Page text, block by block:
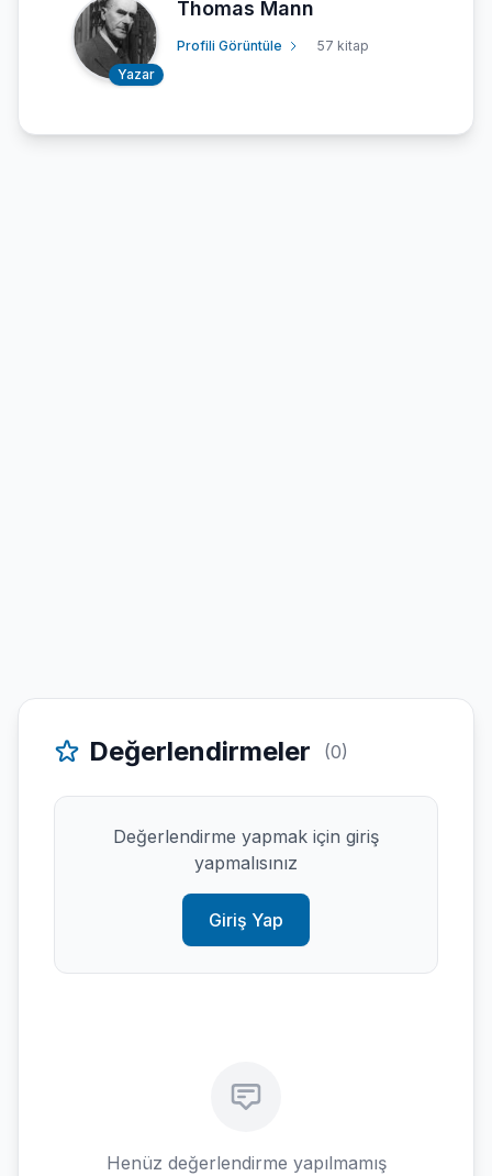
Yazar
Thomas Mann
Profili Görüntüle 57 kitap
Değerlendirmeler (0)
Değerlendirme yapmak için giriş
yapmalısınız
Giriş Yap
Henüz değerlendirme yapılmamış